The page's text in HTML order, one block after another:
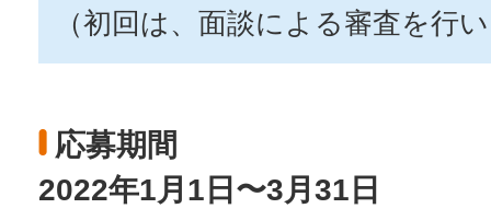
（初回は、面談による審査を行
応募期間
2022年1月1日〜3月31日